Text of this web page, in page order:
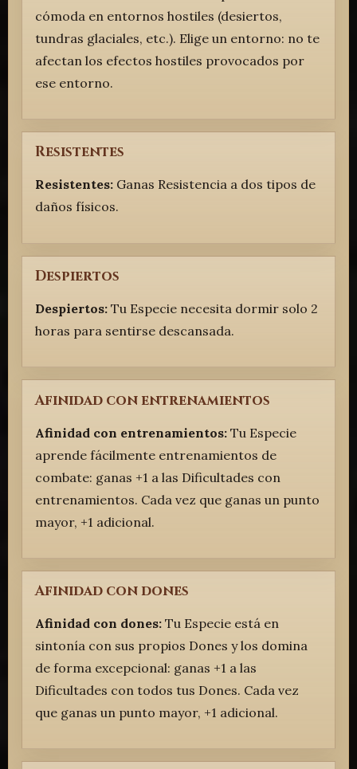
cómoda en entornos hostiles (desiertos,
tundras glaciales, etc.). Elige un entorno: no te
afectan los efectos hostiles provocados por
ese entorno.
Resistentes
Resistentes:Ganas Resistencia a dos tipos de
daños físicos.
Despiertos
Despiertos:Tu Especie necesita dormir solo 2
horas para sentirse descansada.
Afinidad con entrenamientos
Afinidad con entrenamientos:Tu Especie
aprende fácilmente entrenamientos de
combate: ganas +1 a las Dificultades con
entrenamientos. Cada vez que ganas un punto
mayor, +1 adicional.
Afinidad con dones
Afinidad con dones:Tu Especie está en
sintonía con sus propios Dones y los domina
de forma excepcional: ganas +1 a las
Dificultades con todos tus Dones. Cada vez
que ganas un punto mayor, +1 adicional.